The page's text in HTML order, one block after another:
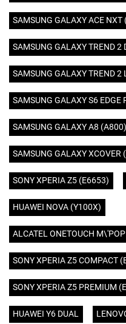
SAMSUNG GALAXY ACE NXT
SAMSUNG GALAXY TREND 2
SAMSUNG GALAXY TREND 2
SAMSUNG GALAXY S6 EDGE
SAMSUNG GALAXY A8 (A800)
SAMSUNG GALAXY XCOVER
SONY XPERIA Z5 (E6653)
HUAWEI NOVA (Y100X)
ALCATEL ONETOUCH
SONY XPERIA Z5 COMPACT
SONY XPERIA Z5 PREMIUM
HUAWEI Y6 DUAL